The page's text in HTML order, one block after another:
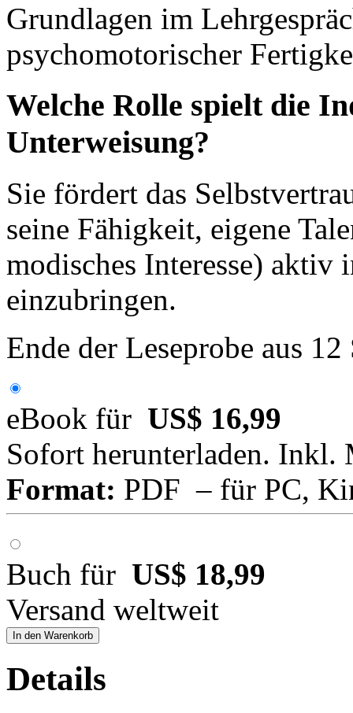
Grundlagen im
psychomotorischer
Welche Rolle spielt die
Unterweisung?
Sie fördert das
seine Fähigkeit, eigene
modisches Interesse) aktiv
einzubringen.
Ende der Leseprobe aus
eBook für US$ 16,99
Sofort herunterladen. Inkl.
Format: PDF – für PC,
Buch für US$ 18,99
Versand weltweit
In den Warenkorb
Details